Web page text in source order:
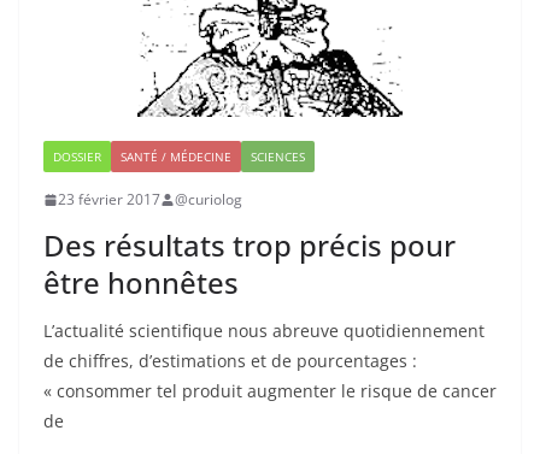
DOSSIER SANTÉ / MÉDECINE SCIENCES
23 février 2017 @curiolog
Des résultats trop précis pour
être honnêtes
L’actualité scientifique nous abreuve quotidiennement
de chiffres, d’estimations et de pourcentages :
« consommer tel produit augmenter le risque de cancer
de